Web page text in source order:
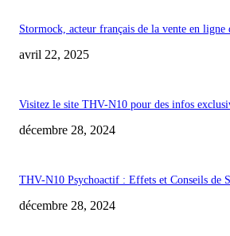
Stormock, acteur français de la vente en
avril 22, 2025
Visitez le site THV-N10 pour des infos
décembre 28, 2024
THV-N10 Psychoactif : Effets et Conseils de
décembre 28, 2024